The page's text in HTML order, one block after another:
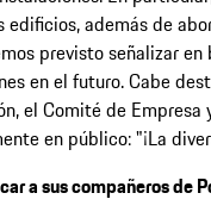
edificios, además de
previsto señalizar
en el futuro. Cabe
el Comité de Empresa
en público: "¡La
a sus compañeros de